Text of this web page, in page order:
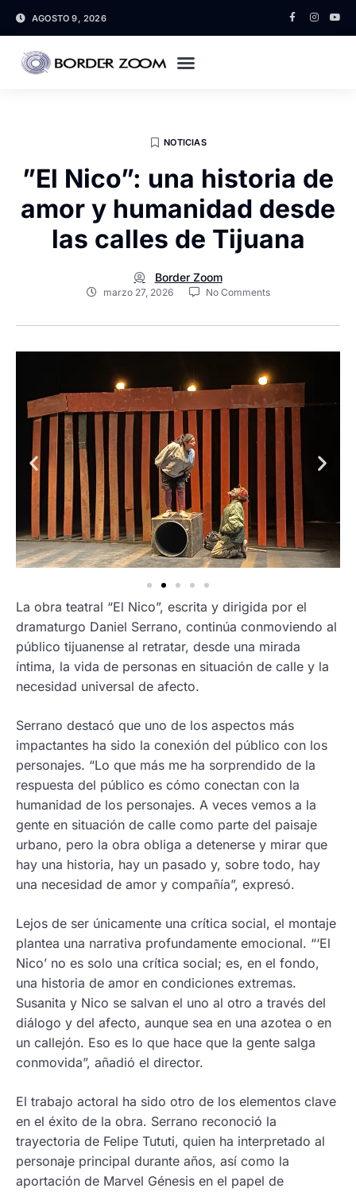
AGOSTO 9, 2026
NOTICIAS
”El Nico”: una historia de
amor y humanidad desde
las calles de Tijuana
Border Zoom
marzo 27, 2026 No Comments
La obra teatral “El Nico”, escrita y dirigida por el
dramaturgo Daniel Serrano, continúa conmoviendo al
público tijuanense al retratar, desde una mirada
íntima, la vida de personas en situación de calle y la
necesidad universal de afecto.
Serrano destacó que uno de los aspectos más
impactantes ha sido la conexión del público con los
personajes. “Lo que más me ha sorprendido de la
respuesta del público es cómo conectan con la
humanidad de los personajes. A veces vemos a la
gente en situación de calle como parte del paisaje
urbano, pero la obra obliga a detenerse y mirar que
hay una historia, hay un pasado y, sobre todo, hay
una necesidad de amor y compañía”, expresó.
Lejos de ser únicamente una crítica social, el montaje
plantea una narrativa profundamente emocional. “‘El
Nico’ no es solo una crítica social; es, en el fondo,
una historia de amor en condiciones extremas.
Susanita y Nico se salvan el uno al otro a través del
diálogo y del afecto, aunque sea en una azotea o en
un callejón. Eso es lo que hace que la gente salga
conmovida”, añadió el director.
El trabajo actoral ha sido otro de los elementos clave
en el éxito de la obra. Serrano reconoció la
trayectoria de Felipe Tututi, quien ha interpretado al
personaje principal durante años, así como la
aportación de Marvel Génesis en el papel de